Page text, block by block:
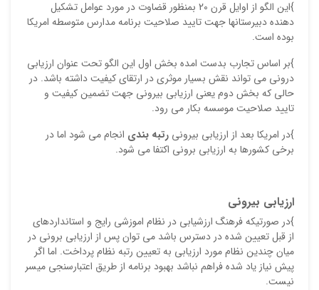
}این الگو از اوایل قرن 20 بمنظور قضاوت در مورد عوامل تشکیل
دهنده دبیرستانها جهت تایید صلاحیت برنامه مدارس متوسطه امریکا
بوده است.
}بر اساس تجارب بدست امده بخش اول این الگو تحت عنوان ارزیابی
درونی می تواند نقش بسیار موثری در ارتقای کیفیت داشته باشد. در
حالی که بخش دوم یعنی ارزیابی بیرونی جهت تضمین کیفیت و
تایید صلاحیت موسسه بکار می رود.
}در امریکا بعد از ارزیابی بیرونی رتبه بندی انجام می شود اما در
برخی کشورها به ارزیابی برونی اکتفا می شود.
ارزیابی بیرونی
}در صورتیکه فرهنگ ارزشیابی در نظام اموزشی رایج و استانداردهای
از قبل تعیین شده در دسترس باشد می توان پس از ارزیابی برونی در
میان چندین نظام مورد ارزیابی به تعیین رتبه نظام پرداخت. اما اگر
پیش نیاز یاد شده فراهم نباشد بهبود برنامه از طریق اعتبارسنجی میسر
نیست.